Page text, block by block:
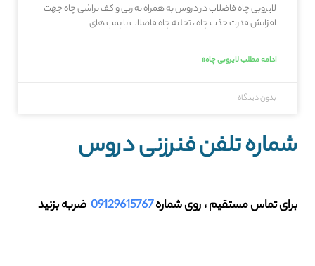
لایروبی چاه فاضلاب در دروس به همراه ته زنی و کف تراشی چاه جهت
افزایش قدرت جذب چاه ، تخلیه چاه فاضلاب با پمپ های
ادامه مطلب لایروبی چاه»
بدون دیدگاه
شماره تلفن فنرزنی دروس
برای تماس مستقیم ، روی شماره09129615767 ضربه بزنید